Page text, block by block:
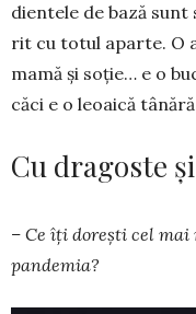
dientele de bază
rit cu totul aparte. O
ma­mă și soție… e o
căci e o leoaică
Cu dragoste
– Ce îți dorești cel
pandemia?